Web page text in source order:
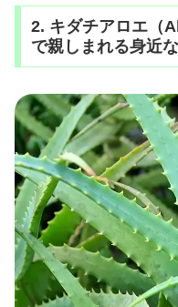
2. キダチアロエ（
で親しまれる身近